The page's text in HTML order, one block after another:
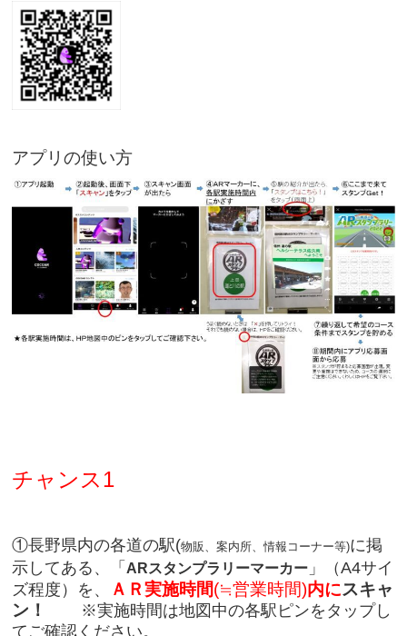
アプリの使い方
チャンス1
①長野県内の各道の駅(物販、案内所、情報コーナー等)に掲
示してある、「ARスタンプラリーマーカー 」（A4サイ
ズ程度）を、
ＡＲ実施時間(≒営業時間)内にスキャ
ン！ ※実施時間は地図中の各駅ピンをタップし
てご確認ください。